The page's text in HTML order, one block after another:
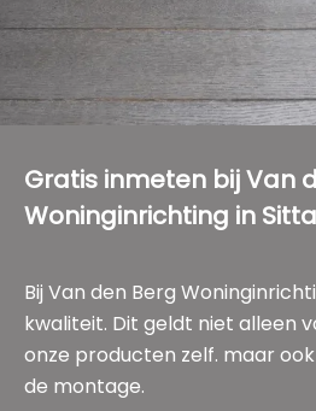
Gratis inmeten bij Van
Woninginrichting in
Bij Van den Berg
kwaliteit. Dit geldt niet alleen
onze producten zelf. maar
de montage.